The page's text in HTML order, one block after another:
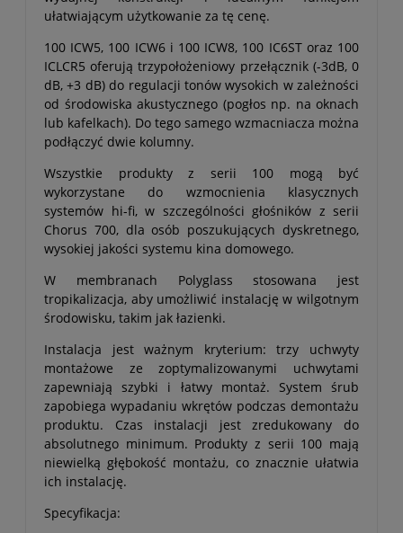
ułatwiającym użytkowanie za tę cenę.
100 ICW5, 100 ICW6 i 100 ICW8, 100 IC6ST oraz 100
ICLCR5 oferują trzypołożeniowy przełącznik (-3dB, 0
dB, +3 dB) do regulacji tonów wysokich w zależności
od środowiska akustycznego (pogłos np. na oknach
lub kafelkach). Do tego samego wzmacniacza można
podłączyć dwie kolumny.
Wszystkie produkty z serii 100 mogą być
wykorzystane do wzmocnienia klasycznych
systemów hi-fi, w szczególności głośników z serii
Chorus 700, dla osób poszukujących dyskretnego,
wysokiej jakości systemu kina domowego.
W membranach Polyglass stosowana jest
tropikalizacja, aby umożliwić instalację w wilgotnym
środowisku, takim jak łazienki.
Instalacja jest ważnym kryterium: trzy uchwyty
montażowe ze zoptymalizowanymi uchwytami
zapewniają szybki i łatwy montaż. System śrub
zapobiega wypadaniu wkrętów podczas demontażu
produktu. Czas instalacji jest zredukowany do
absolutnego minimum. Produkty z serii 100 mają
niewielką głębokość montażu, co znacznie ułatwia
ich instalację.
Specyfikacja: